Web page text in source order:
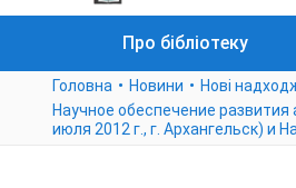
Про бібліотеку
Головна Новини Нові
Научное обеспечение
июля 2012 г., г. Архангельск) и